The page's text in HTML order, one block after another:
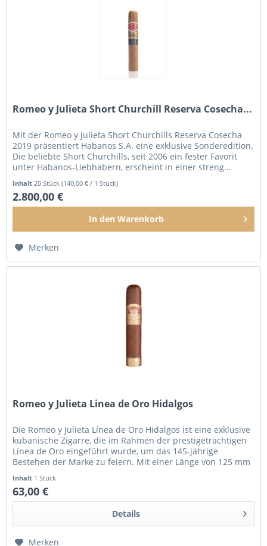
Romeo y Julieta Short Churchill Reserva Cosecha...
Mit der Romeo y Julieta Short Churchills Reserva Cosecha
2019 präsentiert Habanos S.A. eine exklusive Sonderedition.
Die beliebte Short Churchills, seit 2006 ein fester Favorit
unter Habanos-Liebhabern, erscheint in einer streng...
Inhalt 20 Stück(140,00 € / 1 Stück)
2.800,00 €
In den Warenkorb
Merken
Romeo y Julieta Linea de Oro Hidalgos
Die Romeo y Julieta Línea de Oro Hidalgos ist eine exklusive
kubanische Zigarre, die im Rahmen der prestigeträchtigen
Línea de Oro eingeführt wurde, um das 145-jährige
Bestehen der Marke zu feiern. Mit einer Länge von 125 mm
Inhalt 1 Stück
63,00 €
Details
Merken